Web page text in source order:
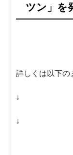
ツン」を
詳しくは以下の
↓
↓